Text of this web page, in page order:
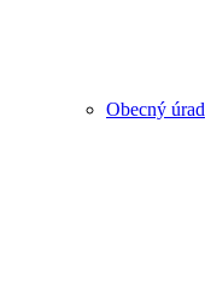
Obecný úrad